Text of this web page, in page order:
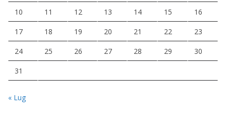
10 11 12 13 14 15 16
17 18 19 20 21 22 23
24 25 26 27 28 29 30
31
« Lug